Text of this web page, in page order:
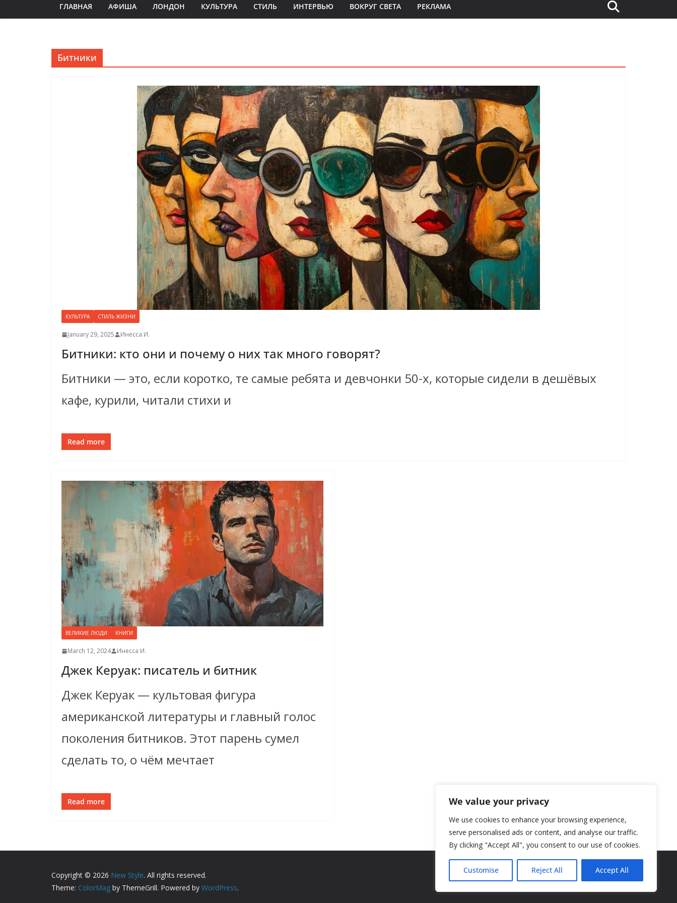
We value your privacy
We use cookies to enhance your browsing experience,
serve personalised ads or content, and analyse our traffic.
By clicking "Accept All", you consent to our use of cookies.
Customise Reject All Accept All
ГЛАВНАЯ АФИША ЛОНДОН КУЛЬТУРА СТИЛЬ ИНТЕРВЬЮ ВОКРУГ СВЕТА РЕКЛАМА
Битники
КУЛЬТУРА СТИЛЬ ЖИЗНИ
January 29, 2025 Инесса И.
Битники: кто они и почему о них так много говорят?
Битники — это, если коротко, те самые ребята и девчонки 50-х, которые сидели в дешёвых
кафе, курили, читали стихи и
Read more
ВЕЛИКИЕ ЛЮДИ КНИГИ
March 12, 2024 Инесса И.
Джек Керуак: писатель и битник
Джек Керуак — культовая фигура
американской литературы и главный голос
поколения битников. Этот парень сумел
сделать то, о чём мечтает
Read more
Copyright © 2026 New Style. All rights reserved.
Theme: ColorMag by ThemeGrill. Powered by WordPress.